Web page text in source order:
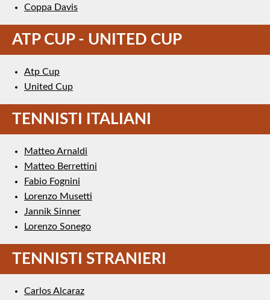
Coppa Davis
ATP CUP - UNITED CUP
Atp Cup
United Cup
TENNISTI ITALIANI
Matteo Arnaldi
Matteo Berrettini
Fabio Fognini
Lorenzo Musetti
Jannik Sinner
Lorenzo Sonego
TENNISTI STRANIERI
Carlos Alcaraz